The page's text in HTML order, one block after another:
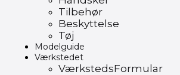
Tilbehør
Beskyttelse
Tøj
Modelguide
Værkstedet
VærkstedsFormular